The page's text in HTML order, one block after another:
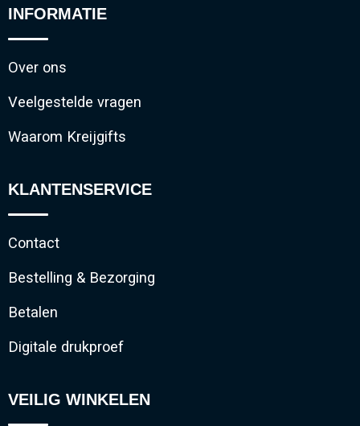
INFORMATIE
Over ons
Veelgestelde vragen
Waarom Kreijgifts
KLANTENSERVICE
Contact
Bestelling & Bezorging
Betalen
Digitale drukproef
VEILIG WINKELEN